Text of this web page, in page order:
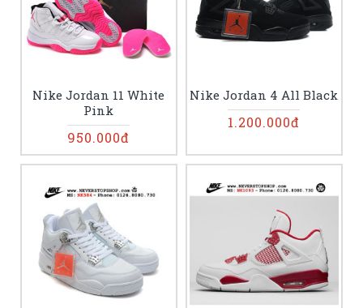
Nike Jordan 11 White
Pink
950.000đ
Nike Jordan 4 All Black
1.200.000đ